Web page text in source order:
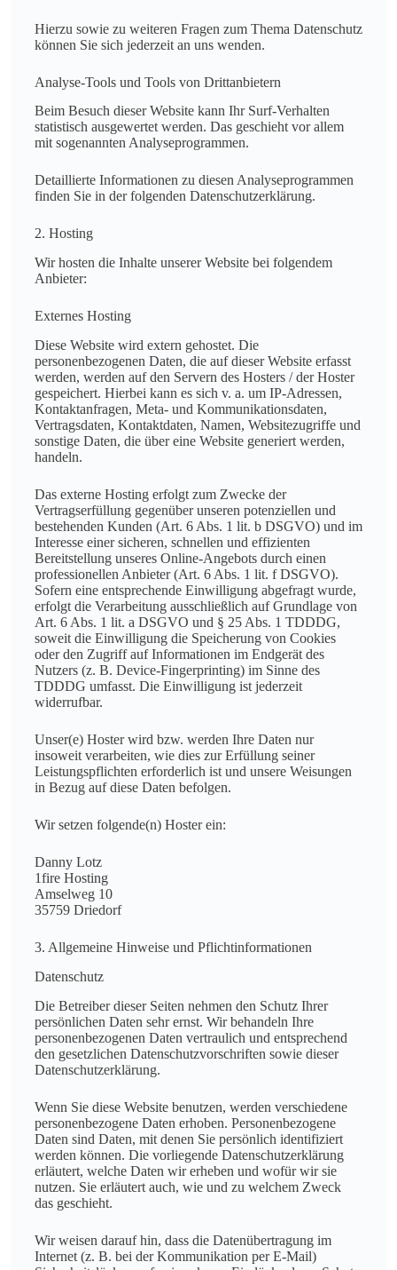
Hierzu sowie zu weiteren Fragen zum Thema Datenschutz
können Sie sich jederzeit an uns wenden.
Analyse-Tools und Tools von Dritt­anbietern
Beim Besuch dieser Website kann Ihr Surf-Verhalten
statistisch ausgewertet werden. Das geschieht vor allem
mit sogenannten Analyseprogrammen.
Detaillierte Informationen zu diesen Analyseprogrammen
finden Sie in der folgenden Datenschutzerklärung.
2. Hosting
Wir hosten die Inhalte unserer Website bei folgendem
Anbieter:
Externes Hosting
Diese Website wird extern gehostet. Die
personenbezogenen Daten, die auf dieser Website erfasst
werden, werden auf den Servern des Hosters / der Hoster
gespeichert. Hierbei kann es sich v. a. um IP-Adressen,
Kontaktanfragen, Meta- und Kommunikationsdaten,
Vertragsdaten, Kontaktdaten, Namen, Websitezugriffe und
sonstige Daten, die über eine Website generiert werden,
handeln.
Das externe Hosting erfolgt zum Zwecke der
Vertragserfüllung gegenüber unseren potenziellen und
bestehenden Kunden (Art. 6 Abs. 1 lit. b DSGVO) und im
Interesse einer sicheren, schnellen und effizienten
Bereitstellung unseres Online-Angebots durch einen
professionellen Anbieter (Art. 6 Abs. 1 lit. f DSGVO).
Sofern eine entsprechende Einwilligung abgefragt wurde,
erfolgt die Verarbeitung ausschließlich auf Grundlage von
Art. 6 Abs. 1 lit. a DSGVO und § 25 Abs. 1 TDDDG,
soweit die Einwilligung die Speicherung von Cookies
oder den Zugriff auf Informationen im Endgerät des
Nutzers (z. B. Device-Fingerprinting) im Sinne des
TDDDG umfasst. Die Einwilligung ist jederzeit
widerrufbar.
Unser(e) Hoster wird bzw. werden Ihre Daten nur
insoweit verarbeiten, wie dies zur Erfüllung seiner
Leistungspflichten erforderlich ist und unsere Weisungen
in Bezug auf diese Daten befolgen.
Wir setzen folgende(n) Hoster ein:
Danny Lotz
1fire Hosting
Amselweg 10
35759 Driedorf
3. Allgemeine Hinweise und Pflicht­informationen
Datenschutz
Die Betreiber dieser Seiten nehmen den Schutz Ihrer
persönlichen Daten sehr ernst. Wir behandeln Ihre
personenbezogenen Daten vertraulich und entsprechend
den gesetzlichen Datenschutzvorschriften sowie dieser
Datenschutzerklärung.
Wenn Sie diese Website benutzen, werden verschiedene
personenbezogene Daten erhoben. Personenbezogene
Daten sind Daten, mit denen Sie persönlich identifiziert
werden können. Die vorliegende Datenschutzerklärung
erläutert, welche Daten wir erheben und wofür wir sie
nutzen. Sie erläutert auch, wie und zu welchem Zweck
das geschieht.
Wir weisen darauf hin, dass die Datenübertragung im
Internet (z. B. bei der Kommunikation per E-Mail)